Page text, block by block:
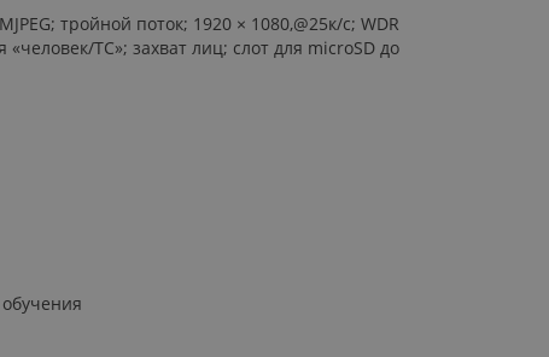
тройной поток; 1920 × 1080,@25к/с; WDR
ТС»; захват лиц; слот для microSD до